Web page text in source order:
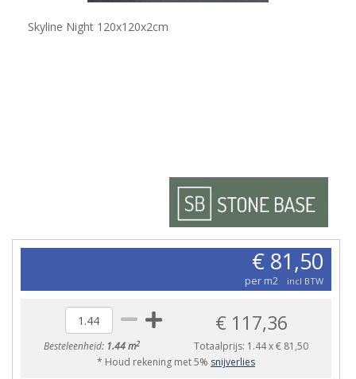
Skyline Night 120x120x2cm
€ 81,50
per m2 incl BTW
Besteleenheid: 1.44 m2
€ 117,36
Totaalprijs: 1.44x€ 81,50
* Houd rekening met 5% snijverlies